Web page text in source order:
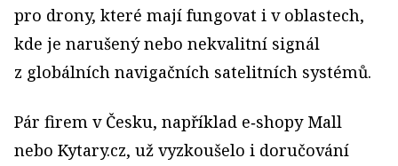
pro drony, které mají fungovat i v oblastech,
kde je narušený nebo nekvalitní signál
z globálních navigačních satelitních systémů.
Pár firem v Česku, například e‑shopy Mall
nebo Kytary.cz, už vyzkoušelo i doručování